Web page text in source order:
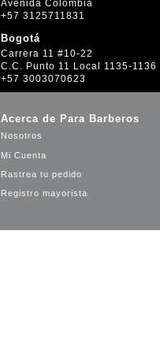
Avenida Colombia
+57 3125711831
Bogotá
Carrera 11 #10-22
C.C. Punto 11 Local 1135-1136
+57 3003070623
Acerca de Para Barberos
Nosotros
Mi Cuenta
Rastrea tu pedido
Registro mayorista